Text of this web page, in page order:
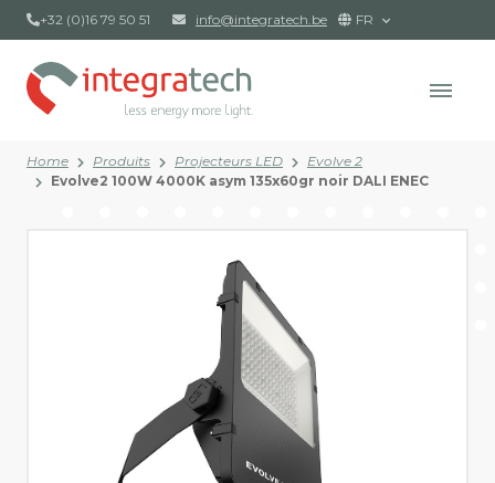
+32 (0)16 79 50 51 info@integratech.be FR
Home Produits Projecteurs LED
Evolve 2
Evolve2 100W 4000K asym 135x60gr noir DALI ENEC